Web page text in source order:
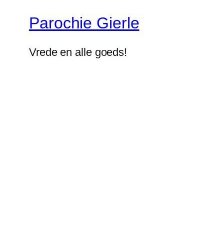
Parochie Gierle
Vrede en alle goeds!